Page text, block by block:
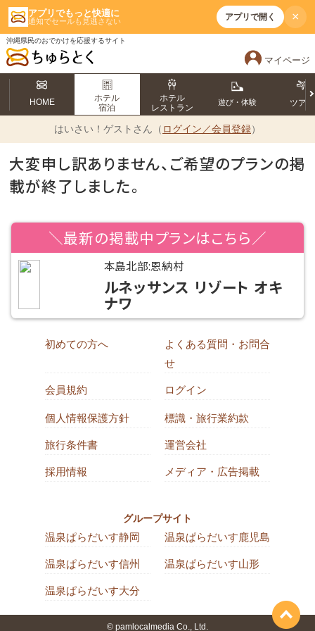
アプリでもっと快適に
通知でセールも見逃さない アプリで開く ×
沖縄県民のおでかけを応援するサイト
マイページ
HOME
ホテル
宿泊
ホテル
レストラン
遊び・体験 ツアー
はいさい！ ゲストさん（ ログイン／会員登録）
大変申し訳ありません、ご希望のプランの掲
載が終了しました。
＼最新の掲載中プランはこちら／
本島北部:恩納村
ルネッサンス リゾート オキ
ナワ
初めての方へ
よくある質問・お問合
せ
会員規約 ログイン
個人情報保護方針 標識・旅行業約款
旅行条件書 運営会社
採用情報 メディア・広告掲載
グループサイト
温泉ぱらだいす静岡 温泉ぱらだいす鹿児島
温泉ぱらだいす信州 温泉ぱらだいす山形
温泉ぱらだいす大分
© pamlocalmedia Co., Ltd.